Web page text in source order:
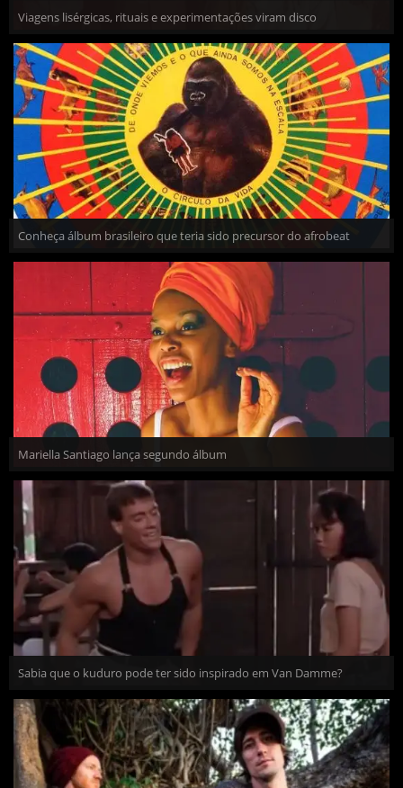
Viagens lisérgicas, rituais e experimentações viram disco
Conheça álbum brasileiro que teria sido precursor do afrobeat
Mariella Santiago lança segundo álbum
Sabia que o kuduro pode ter sido inspirado em Van Damme?